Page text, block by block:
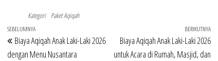
Kategori Paket Aqiqah
Navigasi
pos
Pos
Sebelumnya
SEBELUMNYA
Biaya Aqiqah Anak Laki-Laki 2026
dengan Menu Nusantara
BERIKUTNYA
Biaya Aqiqah Anak Laki-Laki 2026
untuk Acara di Rumah, Masjid, dan